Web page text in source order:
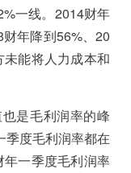
一线。2014财年
年降到56%、20
能将人力成本和
是毛利润率的峰
度毛利润率都在
一季度毛利润率